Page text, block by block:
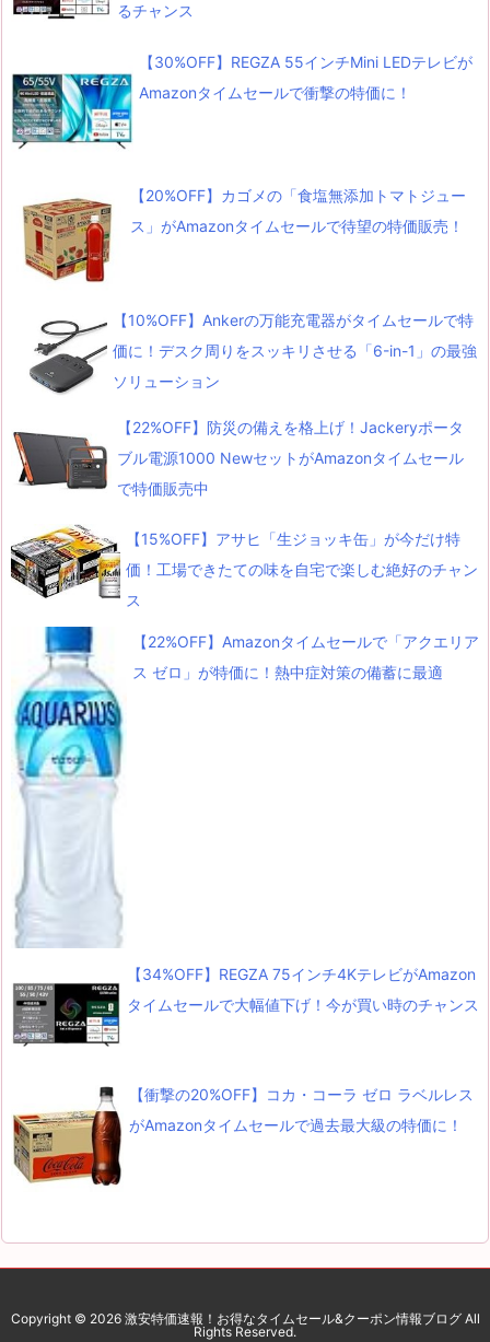
るチャンス
【30%OFF】REGZA 55インチMini LEDテレビが
Amazonタイムセールで衝撃の特価に！
【20%OFF】カゴメの「食塩無添加トマトジュー
ス」がAmazonタイムセールで待望の特価販売！
【10%OFF】Ankerの万能充電器がタイムセールで特
価に！デスク周りをスッキリさせる「6-in-1」の最強
ソリューション
【22%OFF】防災の備えを格上げ！Jackeryポータ
ブル電源1000 NewセットがAmazonタイムセール
で特価販売中
【15%OFF】アサヒ「生ジョッキ缶」が今だけ特
価！工場できたての味を自宅で楽しむ絶好のチャン
ス
【22%OFF】Amazonタイムセールで「アクエリア
ス ゼロ」が特価に！熱中症対策の備蓄に最適
【34%OFF】REGZA 75インチ4KテレビがAmazon
タイムセールで大幅値下げ！今が買い時のチャンス
【衝撃の20%OFF】コカ・コーラ ゼロ ラベルレス
がAmazonタイムセールで過去最大級の特価に！
Copyright © 2026 激安特価速報！お得なタイムセール&クーポン情報ブログAll
Rights Reserved.